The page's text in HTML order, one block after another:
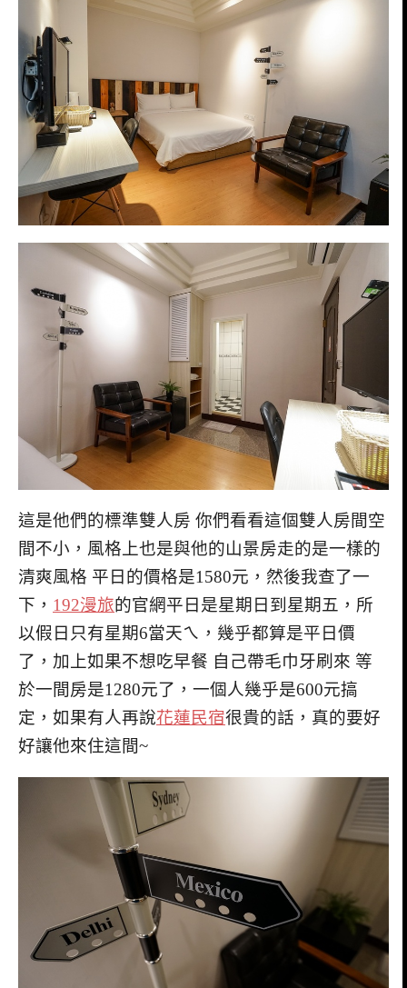
這是他們的標準雙人房 你們看看這個雙人房間空
間不小，風格上也是與他的山景房走的是一樣的
清爽風格 平日的價格是1580元，然後我查了一
下， 192漫旅的官網平日是星期日到星期五，所
以假日只有星期6當天ㄟ，幾乎都算是平日價
了，加上如果不想吃早餐 自己帶毛巾牙刷來 等
於一間房是1280元了，一個人幾乎是600元搞
定，如果有人再說花蓮民宿很貴的話，真的要好
好讓他來住這間~